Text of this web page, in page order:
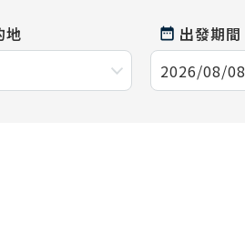
地 出發期間